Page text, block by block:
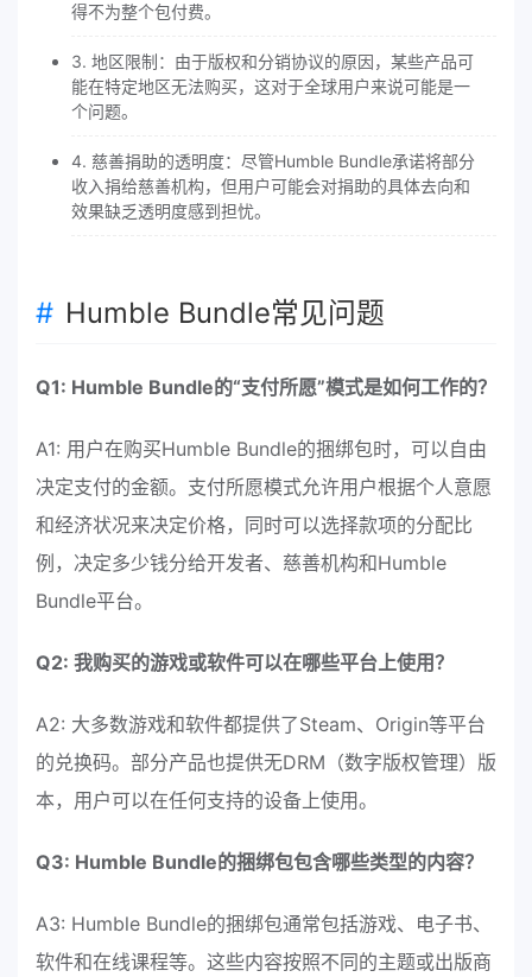
得不为整个包付费。
3. 地区限制：由于版权和分销协议的原因，某些产品可
能在特定地区无法购买，这对于全球用户来说可能是一
个问题。
4. 慈善捐助的透明度：尽管Humble Bundle承诺将部分
收入捐给慈善机构，但用户可能会对捐助的具体去向和
效果缺乏透明度感到担忧。
Humble Bundle常见问题
Q1: Humble Bundle的“支付所愿”模式是如何工作的？
A1: 用户在购买Humble Bundle的捆绑包时，可以自由
决定支付的金额。支付所愿模式允许用户根据个人意愿
和经济状况来决定价格，同时可以选择款项的分配比
例，决定多少钱分给开发者、慈善机构和Humble
Bundle平台。
Q2: 我购买的游戏或软件可以在哪些平台上使用？
A2: 大多数游戏和软件都提供了Steam、Origin等平台
的兑换码。部分产品也提供无DRM（数字版权管理）版
本，用户可以在任何支持的设备上使用。
Q3: Humble Bundle的捆绑包包含哪些类型的内容？
A3: Humble Bundle的捆绑包通常包括游戏、电子书、
软件和在线课程等。这些内容按照不同的主题或出版商